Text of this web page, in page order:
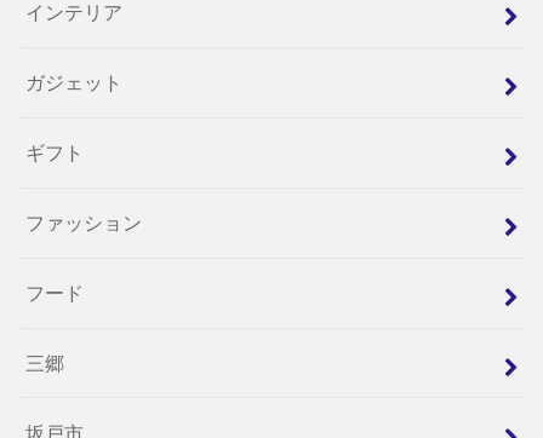
インテリア
ガジェット
ギフト
ファッション
フード
三郷
坂戸市